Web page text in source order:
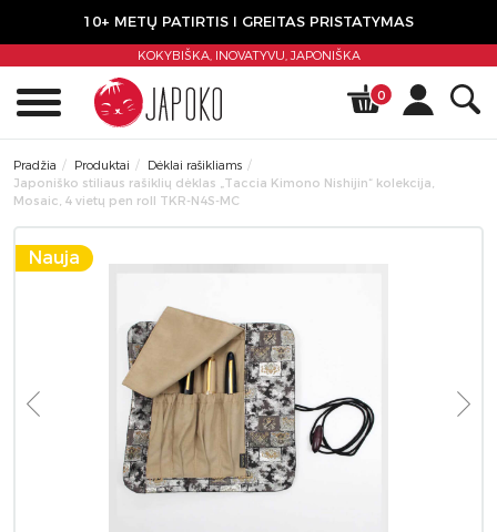
10+ METŲ PATIRTIS I GREITAS PRISTATYMAS
KOKYBIŠKA, INOVATYVU,JAPONIŠKA
0
Pradžia Produktai
Dėklai rašikliams
Japoniško stiliaus rašiklių dėklas „Taccia Kimono Nishijin“ kolekcija,
Mosaic, 4 vietų pen roll TKR-N4S-MC
Nauja